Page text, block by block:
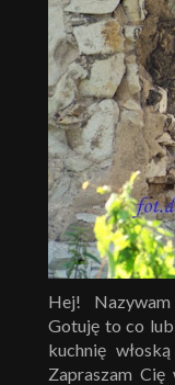
Hej!
Gotuję to co
kuchnię
Zapraszam